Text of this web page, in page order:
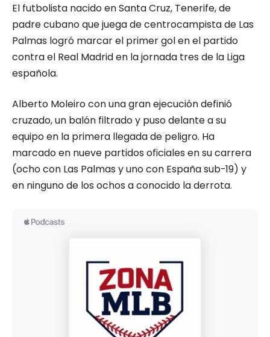
El futbolista nacido en Santa Cruz, Tenerife, de
padre cubano que juega de centrocampista de Las
Palmas logró marcar el primer gol en el partido
contra el Real Madrid en la jornada tres de la Liga
española.
Alberto Moleiro con una gran ejecución definió
cruzado, un balón filtrado y puso delante a su
equipo en la primera llegada de peligro. Ha
marcado en nueve partidos oficiales en su carrera
(ocho con Las Palmas y uno con España sub-19) y
en ninguno de los ochos a conocido la derrota.